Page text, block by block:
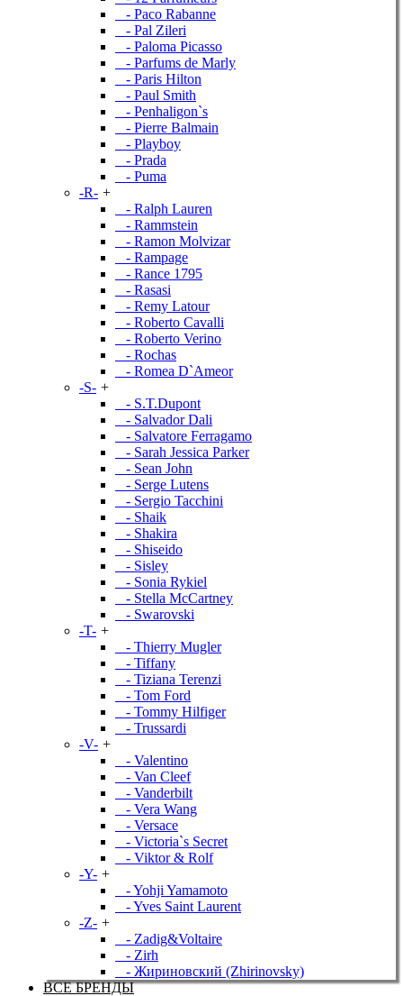
- Paco Rabanne
- Pal Zileri
- Paloma Picasso
- Parfums de Marly
- Paris Hilton
- Paul Smith
- Penhaligon`s
- Pierre Balmain
- Playboy
- Prada
- Puma
-R- +
- Ralph Lauren
- Rammstein
- Ramon Molvizar
- Rampage
- Rance 1795
- Rasasi
- Remy Latour
- Roberto Cavalli
- Roberto Verino
- Rochas
- Romea D`Ameor
-S- +
- S.T.Dupont
- Salvador Dali
- Salvatore Ferragamo
- Sarah Jessica Parker
- Sean John
- Serge Lutens
- Sergio Tacchini
- Shaik
- Shakira
- Shiseido
- Sisley
- Sonia Rykiel
- Stella McCartney
- Swarovski
-T- +
- Thierry Mugler
- Tiffany
- Tiziana Terenzi
- Tom Ford
- Tommy Hilfiger
- Trussardi
-V- +
- Valentino
- Van Cleef
- Vanderbilt
- Vera Wang
- Versace
- Victoria`s Secret
- Viktor & Rolf
-Y- +
- Yohji Yamamoto
- Yves Saint Laurent
-Z- +
- Zadig&Voltaire
- Zirh
- Жириновский (Zhirinovsky)
ВСЕ БРЕНДЫ